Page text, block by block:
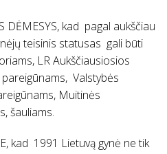
kad pagal aukščiau
teisinis statusas gali būti
LR Aukščiausiosios
Valstybės
Muitinės
šauliams.
Lietuvą gynė ne tik